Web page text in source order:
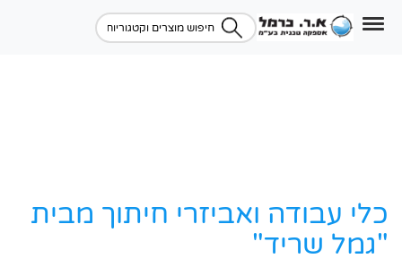
כלי עבודה ואביזרי חיתוך מבית
"גמל שריד"